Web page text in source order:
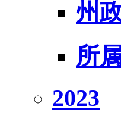
州
所
2023